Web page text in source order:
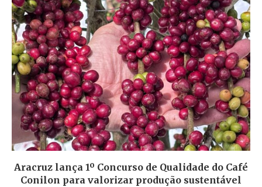
Aracruz lança 1º Concurso de Qualidade do Café
Conilon para valorizar produção sustentável